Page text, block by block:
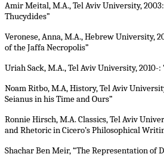
Amir Meital, M.A., Tel Aviv University,
Thucydides”
Veronese, Anna, M.A., Hebrew University,
of the Jaffa Necropolis”
Uriah Sack, M.A., Tel Aviv University, 2010-:
Noam Ritbo, M.A, History, Tel Aviv
Seianus in his Time and Ours”
Ronnie Hirsch, M.A. Classics, Tel Aviv
and Rhetoric in Cicero’s Philosophical
Shachar Ben Meir, “The Representation of